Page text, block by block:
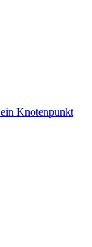
Knotenpunkt